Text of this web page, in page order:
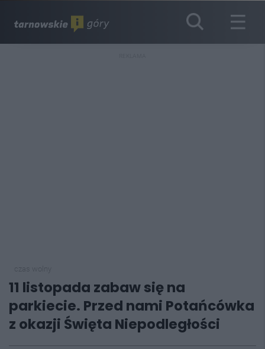
11 listopada zabaw się na
parkiecie. Przed nami Potańcówka
z okazji Święta Niepodległości